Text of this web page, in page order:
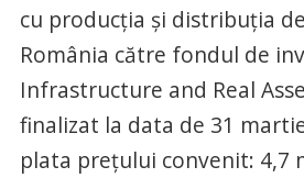
cu producţia şi distribuţia
România către fondul de
Infrastructure and Real
finalizat la data de 31
plata preţului convenit: 4,7